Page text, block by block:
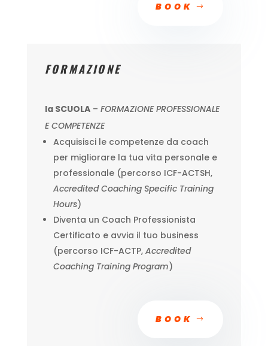
BOOK
FORMAZIONE
la SCUOLA– FORMAZIONE PROFESSIONALE
E COMPETENZE
Acquisisci le competenze da coach
per migliorare la tua vita personale e
professionale (percorso ICF-ACTSH,
Accredited Coaching Specific Training
Hours)
Diventa un Coach Professionista
Certificato e avvia il tuo business
(percorso ICF-ACTP, Accredited
Coaching Training Program)
BOOK